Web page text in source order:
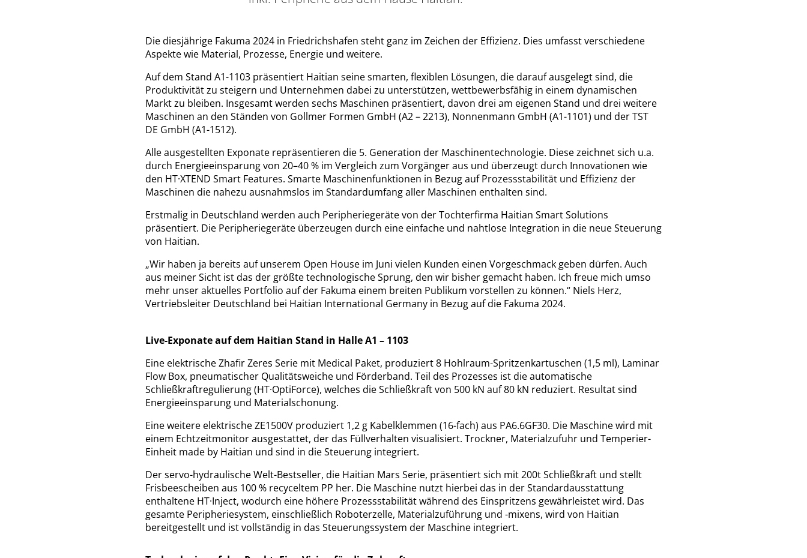
Die diesjährige Fakuma 2024 in Friedrichshafen steht ganz im Zeichen der Effizienz. Dies umfasst verschiedene
Aspekte wie Material, Prozesse, Energie und weitere.
Auf dem Stand A1-1103 präsentiert Haitian seine smarten, flexiblen Lösungen, die darauf ausgelegt sind, die
Produktivität zu steigern und Unternehmen dabei zu unterstützen, wettbewerbsfähig in einem dynamischen
Markt zu bleiben. Insgesamt werden sechs Maschinen präsentiert, davon drei am eigenen Stand und drei weitere
Maschinen an den Ständen von Gollmer Formen GmbH (A2 – 2213), Nonnenmann GmbH (A1-1101) und der TST
DE GmbH (A1-1512).
Alle ausgestellten Exponate repräsentieren die 5. Generation der Maschinentechnologie. Diese zeichnet sich u.a.
durch Energieeinsparung von 20–40 % im Vergleich zum Vorgänger aus und überzeugt durch Innovationen wie
den HT·XTEND Smart Features. Smarte Maschinenfunktionen in Bezug auf Prozessstabilität und Effizienz der
Maschinen die nahezu ausnahmslos im Standardumfang aller Maschinen enthalten sind.
Erstmalig in Deutschland werden auch Peripheriegeräte von der Tochterfirma Haitian Smart Solutions
präsentiert. Die Peripheriegeräte überzeugen durch eine einfache und nahtlose Integration in die neue Steuerung
von Haitian.
„Wir haben ja bereits auf unserem Open House im Juni vielen Kunden einen Vorgeschmack geben dürfen. Auch
aus meiner Sicht ist das der größte technologische Sprung, den wir bisher gemacht haben. Ich freue mich umso
mehr unser aktuelles Portfolio auf der Fakuma einem breiten Publikum vorstellen zu können.“ Niels Herz,
Vertriebsleiter Deutschland bei Haitian International Germany in Bezug auf die Fakuma 2024.
Live-Exponate auf dem Haitian Stand in Halle A1 – 1103
Eine elektrische Zhafir Zeres Serie mit Medical Paket, produziert 8 Hohlraum-Spritzenkartuschen (1,5 ml), Laminar
Flow Box, pneumatischer Qualitätsweiche und Förderband. Teil des Prozesses ist die automatische
Schließkraftregulierung (HT·OptiForce), welches die Schließkraft von 500 kN auf 80 kN reduziert. Resultat sind
Energieeinsparung und Materialschonung.
Eine weitere elektrische ZE1500V produziert 1,2 g Kabelklemmen (16-fach) aus PA6.6GF30. Die Maschine wird mit
einem Echtzeitmonitor ausgestattet, der das Füllverhalten visualisiert. Trockner, Materialzufuhr und Temperier-
Einheit made by Haitian und sind in die Steuerung integriert.
Der servo-hydraulische Welt-Bestseller, die Haitian Mars Serie, präsentiert sich mit 200t Schließkraft und stellt
Frisbeescheiben aus 100 % recyceltem PP her. Die Maschine nutzt hierbei das in der Standardausstattung
enthaltene HT·Inject, wodurch eine höhere Prozessstabilität während des Einspritzens gewährleistet wird. Das
gesamte Peripheriesystem, einschließlich Roboterzelle, Materialzuführung und -mixens, wird von Haitian
bereitgestellt und ist vollständig in das Steuerungssystem der Maschine integriert.